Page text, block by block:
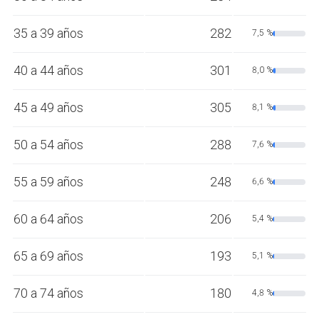
35 a 39 años 282 7,5 %
40 a 44 años 301 8,0 %
45 a 49 años 305 8,1 %
50 a 54 años 288 7,6 %
55 a 59 años 248 6,6 %
60 a 64 años 206 5,4 %
65 a 69 años 193 5,1 %
70 a 74 años 180 4,8 %